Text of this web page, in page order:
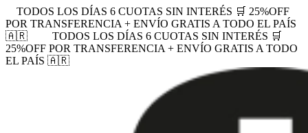
TODOS LOS DÍAS 6 CUOTAS SIN INTERÉS 🛒 25%OFF
POR TRANSFERENCIA + ENVÍO GRATIS A TODO EL PAÍS
🇦🇷
TODOS LOS DÍAS 6 CUOTAS SIN INTERÉS 🛒
25%OFF POR TRANSFERENCIA + ENVÍO GRATIS A TODO
EL PAÍS 🇦🇷